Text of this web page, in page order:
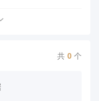
共 0 个